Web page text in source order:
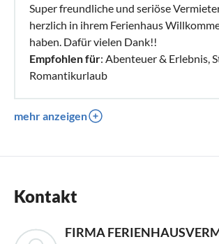
Super freundliche und seriöse
herzlich in ihrem Ferienhaus
haben. Dafür vielen Dank!!
Empfohlen für: Abenteuer & Erlebnis,
Romantikurlaub
mehr anzeigen
Kontakt
FIRMA